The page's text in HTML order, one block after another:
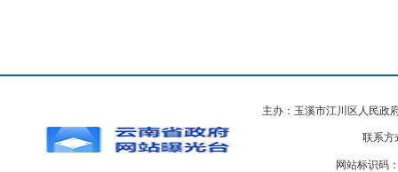
主办：玉溪市江川区人民
联系方
网站标识码